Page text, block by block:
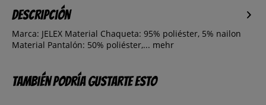
Descripción
Marca: JELEX Material Chaqueta: 95% poliéster, 5% nailon
Material Pantalón: 50% poliéster,... mehr
También podría gustarte esto